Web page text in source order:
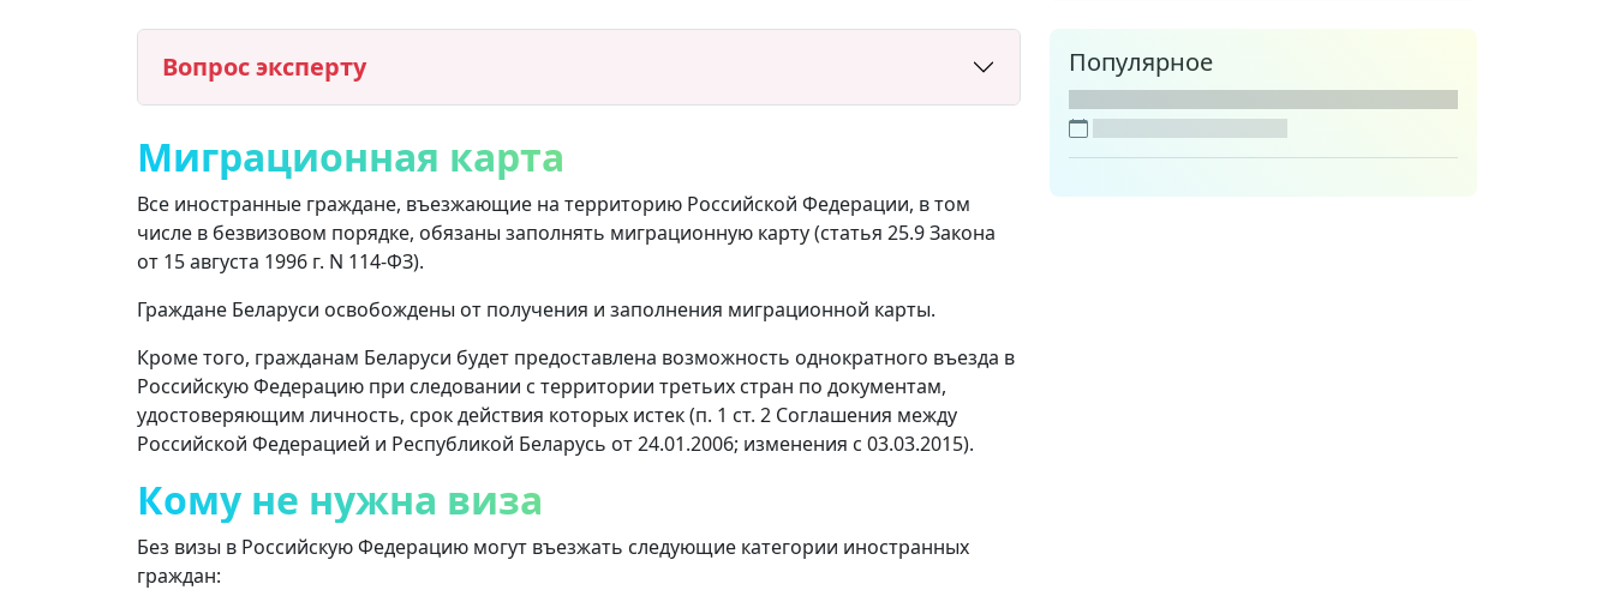
Вопрос эксперту
Миграционная карта
Все иностранные граждане, въезжающие на территорию Российской Федерации, в том
числе в безвизовом порядке, обязаны заполнять миграционную карту (статья 25.9 Закона
от 15 августа 1996 г. N 114-ФЗ).
Граждане Беларуси освобождены от получения и заполнения миграционной карты.
Кроме того, гражданам Беларуси будет предоставлена ​​возможность однократного въезда в
Российскую Федерацию при следовании с территории третьих стран по документам,
удостоверяющим личность, срок действия которых истек (п. 1 ст. 2 Соглашения между
Российской Федерацией и Республикой Беларусь от 24.01.2006; изменения с 03.03.2015).
Кому не нужна виза
Без визы в Российскую Федерацию могут въезжать следующие категории иностранных
граждан:
Популярное